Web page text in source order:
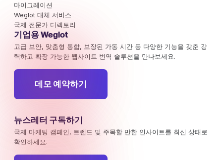
마이그레이션
Weglot 대체 서비스
국제 전문가 디렉토리
기업용 Weglot
고급 보안, 맞춤형 통합, 보장된 가동 시간 등 다양한 기능을 갖춘 강
력하고 확장 가능한 웹사이트 번역 솔루션을 만나보세요.
데모 예약하기
뉴스레터 구독하기
국제 마케팅 캠페인, 트렌드 및 주목할 만한 인사이트를 최신 상태로
확인하세요.